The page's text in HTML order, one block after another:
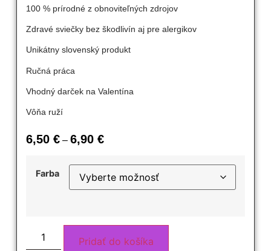
100 % prírodné z obnoviteľných zdrojov
Zdravé sviečky bez škodlivín aj pre alergikov
Unikátny slovenský produkt
Ručná práca
Vhodný darček na Valentína
Vôňa ruží
6,50 € – 6,90 €
Farba
Pridať do košíka